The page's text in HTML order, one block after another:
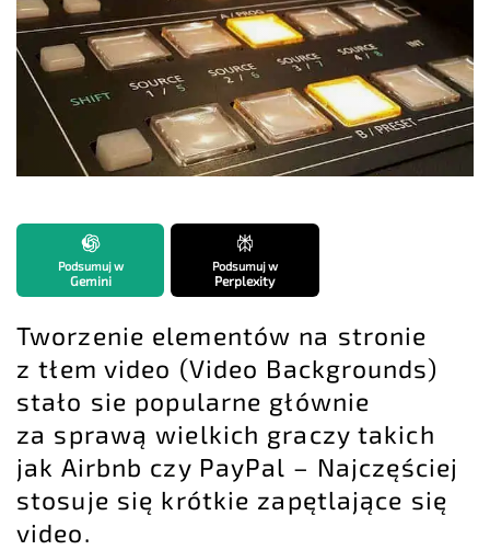
Podsumuj w
Gemini
Podsumuj w
Perplexity
Tworzenie elementów na stronie
z tłem video (Video Backgrounds)
stało sie popularne głównie
za sprawą wielkich graczy takich
jak Airbnb czy PayPal – Najczęściej
stosuje się krótkie zapętlające się
video.